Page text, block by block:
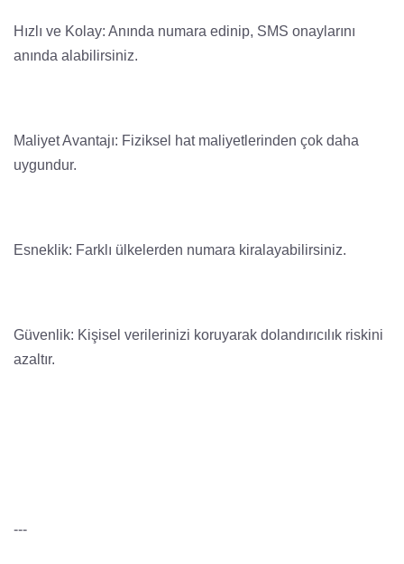
Hızlı ve Kolay: Anında numara edinip, SMS onaylarını
anında alabilirsiniz.
Maliyet Avantajı: Fiziksel hat maliyetlerinden çok daha
uygundur.
Esneklik: Farklı ülkelerden numara kiralayabilirsiniz.
Güvenlik: Kişisel verilerinizi koruyarak dolandırıcılık riskini
azaltır.
---